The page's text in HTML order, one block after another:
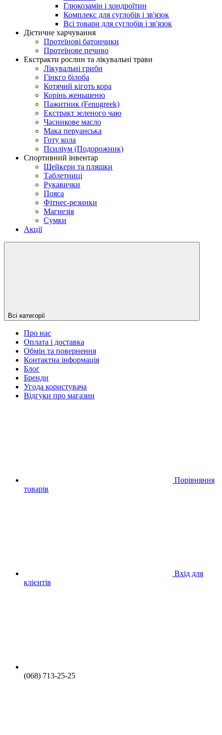
Глюкозамін і хондроїтин
Комплекс для суглобів і зв'язок
Всі товари для суглобів і зв'язок
Дієтичне харчування
Протеїнові батончики
Протеїнове печиво
Екстракти рослин та лікувальні трави
Лікувальні гриби
Гінкго білоба
Котячий кіготь кора
Корінь женьшеню
Пажитник (Fenugreek)
Екстракт зеленого чаю
Часникове масло
Мака перуанська
Готу кола
Псиліум (Подорожник)
Спортивний інвентар
Шейкери та пляшки
Таблетниці
Рукавички
Пояса
Фітнес-резинки
Магнезія
Сумки
Акції
Всі категорії
Про нас
Оплата і доставка
Обмін та повернення
Контактна інформація
Блог
Бренди
Угода користувача
Відгуки про магазин
Порівняння
товарів
Вхід для
клієнтів
(068) 713-25-25